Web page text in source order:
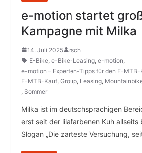
e-motion startet
Kampagne mit Milka
14. Juli 2025
rsch
E-Bike, e-Bike-Leasing, e-motion,
e-motion – Experten-Tipps für den E-MTB-
E-MTB-Kauf, Group, Leasing,
, Sommer
Milka ist im deutschsprachigen
erst seit der lilafarbenen Kuh allseits
Slogan „Die zarteste Versuchung,